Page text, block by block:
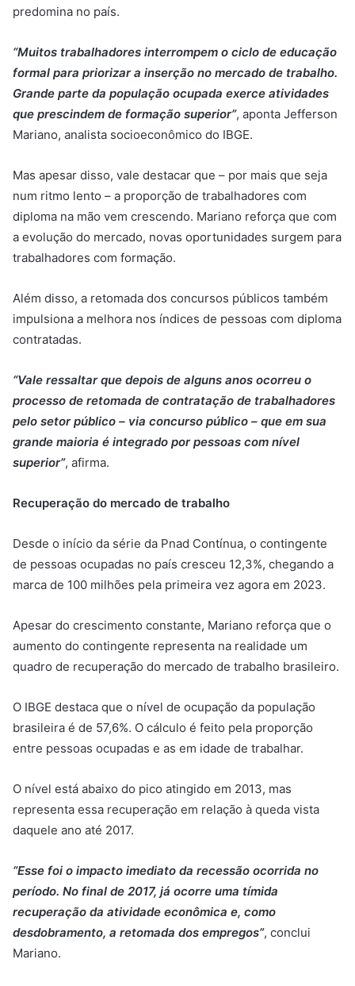
predomina no país.
“Muitos trabalhadores interrompem o ciclo de educação
formal para priorizar a inserção no mercado de trabalho.
Grande parte da população ocupada exerce atividades
que prescindem de formação superior”, aponta Jefferson
Mariano, analista socioeconômico do IBGE.
Mas apesar disso, vale destacar que – por mais que seja
num ritmo lento – a proporção de trabalhadores com
diploma na mão vem crescendo. Mariano reforça que com
a evolução do mercado, novas oportunidades surgem para
trabalhadores com formação.
Além disso, a retomada dos concursos públicos também
impulsiona a melhora nos índices de pessoas com diploma
contratadas.
“Vale ressaltar que depois de alguns anos ocorreu o
processo de retomada de contratação de trabalhadores
pelo setor público – via concurso público – que em sua
grande maioria é integrado por pessoas com nível
superior”, afirma.
Recuperação do mercado de trabalho
Desde o início da série da Pnad Contínua, o contingente
de pessoas ocupadas no país cresceu 12,3%, chegando a
marca de 100 milhões pela primeira vez agora em 2023.
Apesar do crescimento constante, Mariano reforça que o
aumento do contingente representa na realidade um
quadro de recuperação do mercado de trabalho brasileiro.
O IBGE destaca que o nível de ocupação da população
brasileira é de 57,6%. O cálculo é feito pela proporção
entre pessoas ocupadas e as em idade de trabalhar.
O nível está abaixo do pico atingido em 2013, mas
representa essa recuperação em relação à queda vista
daquele ano até 2017.
“Esse foi o impacto imediato da recessão ocorrida no
período. No final de 2017, já ocorre uma tímida
recuperação da atividade econômica e, como
desdobramento, a retomada dos empregos”, conclui
Mariano.